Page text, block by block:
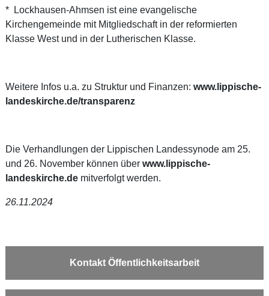
* Lockhausen-Ahmsen ist eine evangelische
Kirchengemeinde mit Mitgliedschaft in der reformierten
Klasse West und in der Lutherischen Klasse.
Weitere Infos u.a. zu Struktur und Finanzen: www.lippische-
landeskirche.de/transparenz
Die Verhandlungen der Lippischen Landessynode am 25.
und 26. November können über www.lippische-
landeskirche.demitverfolgt werden.
26.11.2024
Kontakt Öffentlichkeitsarbeit